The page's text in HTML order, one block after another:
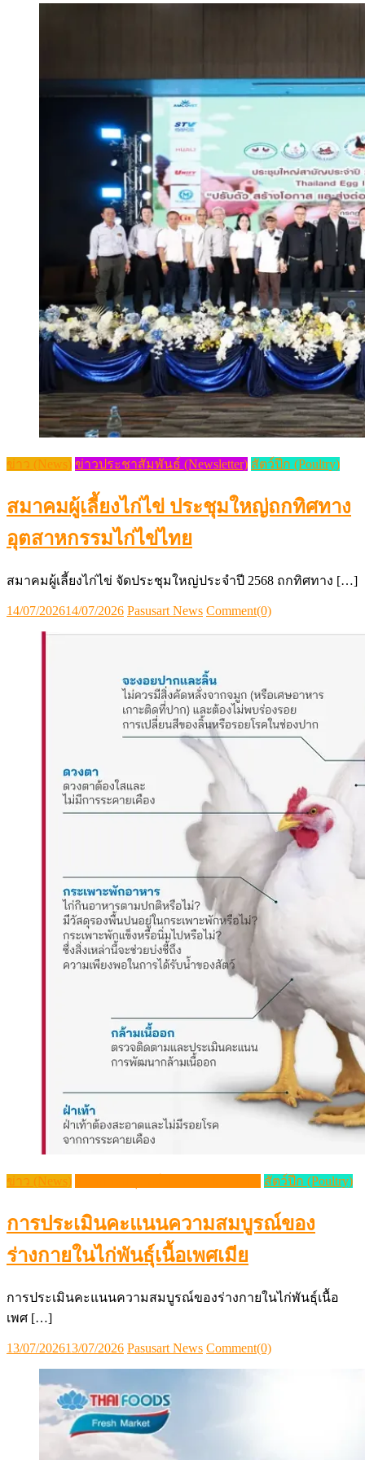
ข่าว (News) ข่าวประชาสัมพันธ์ (Newsletter) สัตว์ปีก (Poultry)
สมาคมผู้เลี้ยงไก่ไข่ ประชุมใหญ่ถกทิศทาง
อุตสาหกรรมไก่ไข่ไทย
สมาคมผู้เลี้ยงไก่ไข่ จัดประชุมใหญ่ประจำปี 2568 ถกทิศทาง […]
Posted
14/07/202614/07/2026 Author
Pasusart News Comment(0)
ข่าว (News) สัตว์ปีก (Poultry)
การประเมินคะแนนความสมบูรณ์ของ
ร่างกายในไก่พันธุ์เนื้อเพศเมีย
การประเมินคะแนนความสมบูรณ์ของร่างกายในไก่พันธุ์เนื้อ
เพศ […]
Posted
13/07/202613/07/2026 Author
Pasusart News Comment(0)